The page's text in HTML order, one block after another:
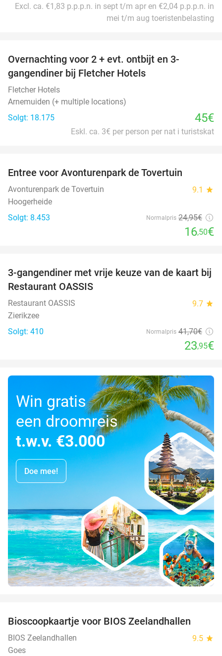
Excl. ca. €1,83 p.p.p.n. in sept t/m apr en €2,04 p.p.p.n. in
mei t/m aug toeristenbelasting
Overnachting voor 2 + evt. ontbijt en 3-
gangendiner bij Fletcher Hotels
Fletcher Hotels
Arnemuiden (+ multiple locations)
Solgt: 18.175
45€
Eskl. ca. 3€ per person per nat i turistskat
Entree voor Avonturenpark de Tovertuin
Avonturenpark de Tovertuin 9.1 star
Hoogerheide
Solgt: 8.453
Normalpris 24,95€
16,50€
43%
3-gangendiner met vrije keuze van de kaart bij
Restaurant OASSIS
Restaurant OASSIS 9.7 star
Zierikzee
Solgt: 410
Normalpris 41,70€
23,95€
Win gratis
een droomreis
t.w.v. €3.000
Doe mee!
Bioscoopkaartje voor BIOS Zeelandhallen
BIOS Zeelandhallen 9.5 star
Goes